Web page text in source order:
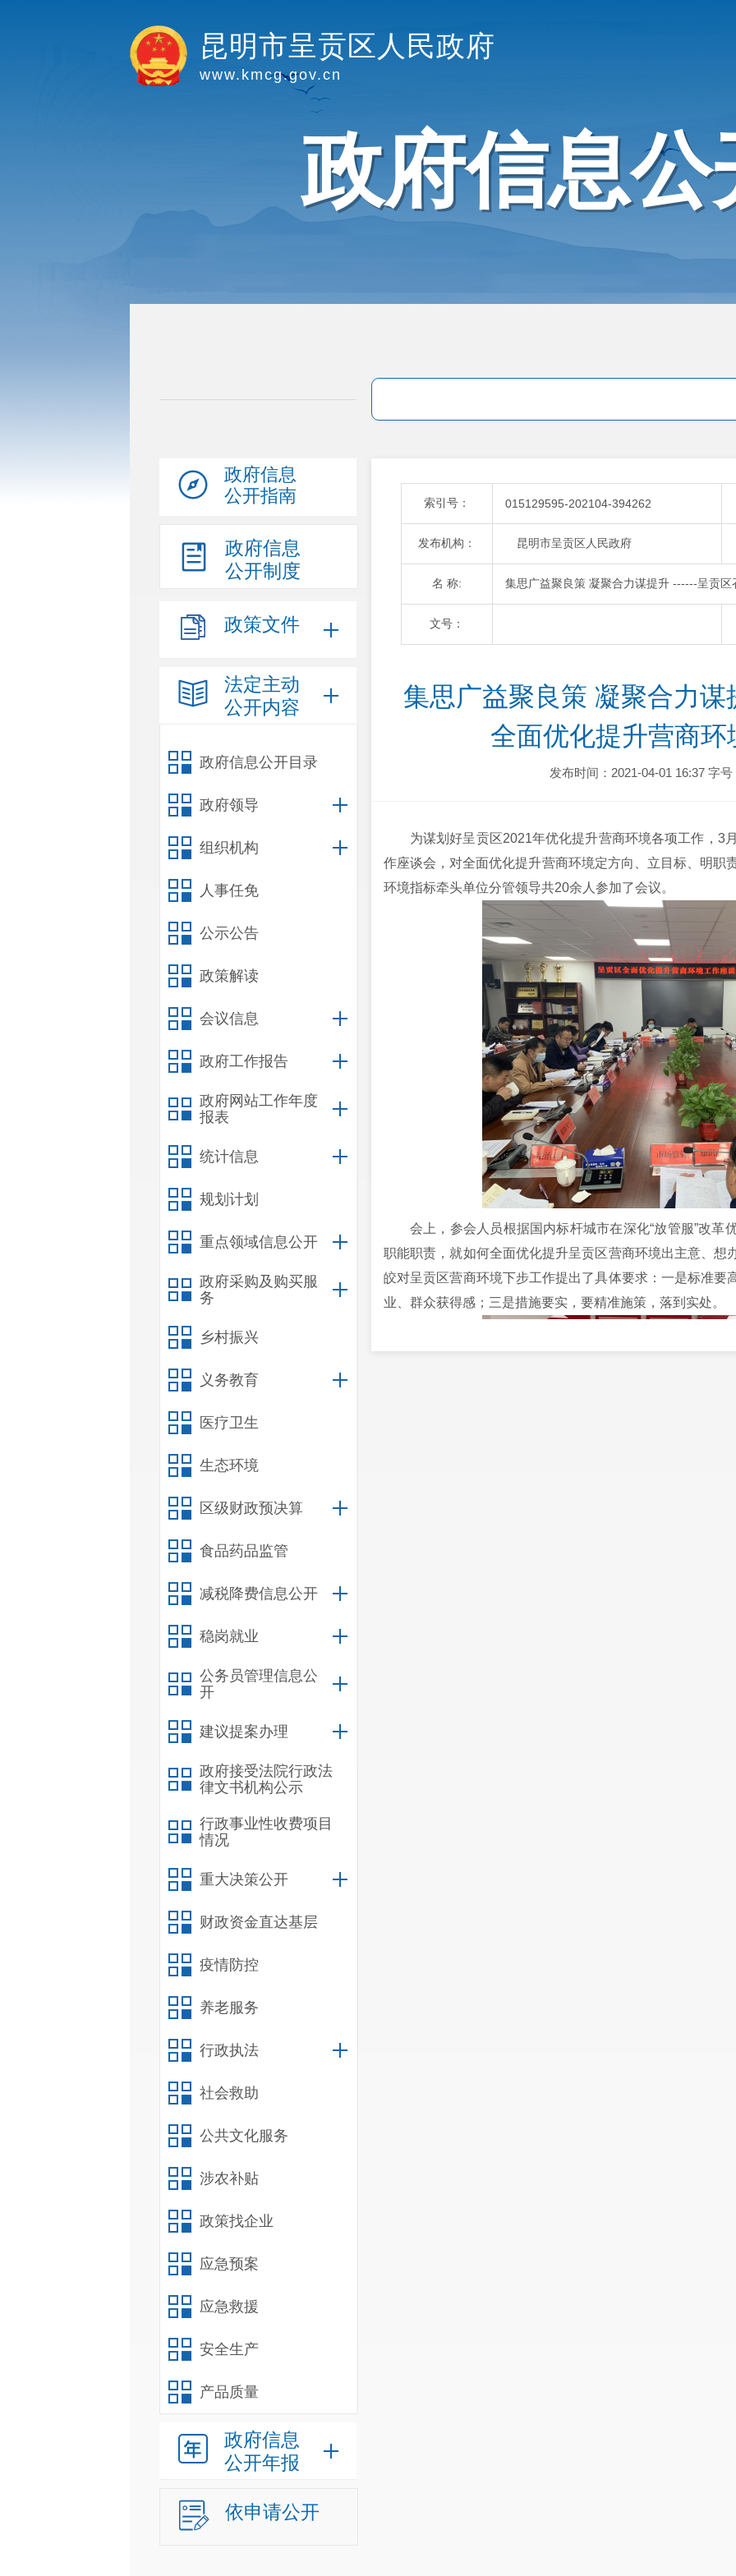
昆明市呈贡区人民政府
www.kmcg.gov.cn
政府信息公
政府信息
公开指南
政府信息
公开制度
政策文件
法定主动
公开内容
政府信息公开目录
政府领导
组织机构
人事任免
公示公告
政策解读
会议信息
政府工作报告
政府网站工作年度
报表
统计信息
规划计划
重点领域信息公开
政府采购及购买服
务
乡村振兴
义务教育
医疗卫生
生态环境
区级财政预决算
食品药品监管
减税降费信息公开
稳岗就业
公务员管理信息公
开
建议提案办理
政府接受法院行政法
律文书机构公示
行政事业性收费项目
情况
重大决策公开
财政资金直达基层
疫情防控
养老服务
行政执法
社会救助
公共文化服务
涉农补贴
政策找企业
应急预案
应急救援
安全生产
产品质量
政府信息
公开年报
依申请公开
索引号： 015129595-202104-394262
发布机构： 昆明市呈贡区人民政府
名 称: 集思广益聚良策 凝聚合力谋提升 ------呈贡
文号：
集思广益聚良策 凝聚合力
全面优化提升营商环
发布时间：2021-04-01 16:37 字号
为谋划好呈贡区2021年优化提升营商环境各项工作，3
作座谈会，对全面优化提升营商环境定方向、立目标、明职
环境指标牵头单位分管领导共20余人参加了会议。
会上，参会人员根据国内标杆城市在深化“放管服”改革
职能职责，就如何全面优化提升呈贡区营商环境出主意、想
皎对呈贡区营商环境下步工作提出了具体要求：一是标准要
业、群众获得感；三是措施要实，要精准施策，落到实处。